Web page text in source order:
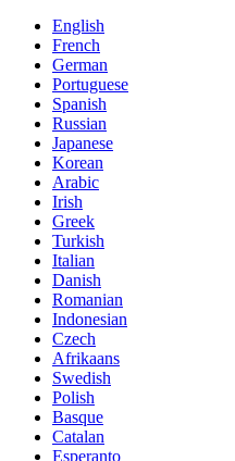
English
French
German
Portuguese
Spanish
Russian
Japanese
Korean
Arabic
Irish
Greek
Turkish
Italian
Danish
Romanian
Indonesian
Czech
Afrikaans
Swedish
Polish
Basque
Catalan
Esperanto